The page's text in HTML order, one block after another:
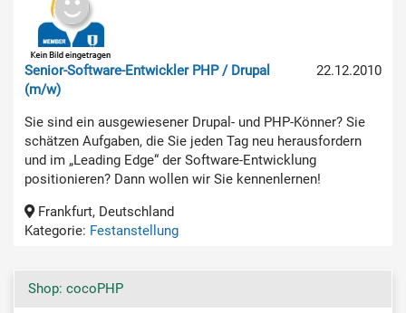
22.12.2010
Senior-Software-Entwickler PHP / Drupal
(m/w)
Sie sind ein ausgewiesener Drupal- und PHP-Könner? Sie
schätzen Aufgaben, die Sie jeden Tag neu herausfordern
und im „Leading Edge“ der Software-Entwicklung
positionieren? Dann wollen wir Sie kennenlernen!
Frankfurt, Deutschland
Kategorie: Festanstellung
Shop: cocoPHP